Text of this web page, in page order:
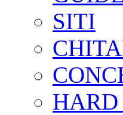
SITI